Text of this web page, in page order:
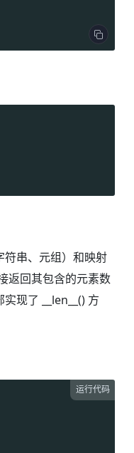
符串、元组）和映射
返回其包含的元素数
现了 __len__() 方
运行代码